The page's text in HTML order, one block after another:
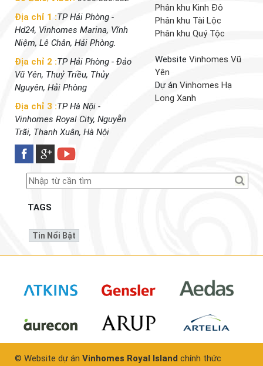
Địa chỉ 1 :TP Hải Phòng -
Hd24, Vinhomes Marina, Vĩnh
Niệm, Lê Chân, Hải Phòng.
Địa chỉ 2 :TP Hải Phòng - Đảo
Vũ Yên, Thuỷ Triều, Thủy
Nguyên, Hải Phòng
Địa chỉ 3 :TP Hà Nội -
Vinhomes Royal City, Nguyễn
Trãi, Thanh Xuân, Hà Nội
Phân khu Kinh Đô
Phân khu Tài Lộc
Phân khu Quý Tộc
Website Vinhomes Vũ
Yên
Dự án Vinhomes Hạ
Long Xanh
TAGS
Tin Nổi Bật
© Website dự án Vinhomes Royal Island chính thức